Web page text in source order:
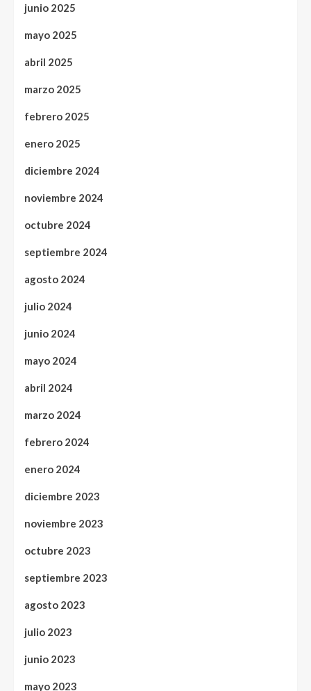
junio 2025
mayo 2025
abril 2025
marzo 2025
febrero 2025
enero 2025
diciembre 2024
noviembre 2024
octubre 2024
septiembre 2024
agosto 2024
julio 2024
junio 2024
mayo 2024
abril 2024
marzo 2024
febrero 2024
enero 2024
diciembre 2023
noviembre 2023
octubre 2023
septiembre 2023
agosto 2023
julio 2023
junio 2023
mayo 2023